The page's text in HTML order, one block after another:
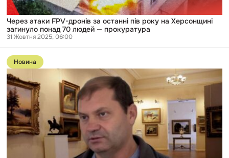
понад
людей
— прокуратура
Через атаки FPV-дронів за останні пів року на Херсонщині
загинуло понад 70 людей — прокуратура
31 Жовтня 2025, 06:00
Перейти
до
публікації
Вчителю
музики
розслідування
«Слідства.Інфо»,
який
допоміг
росіянам
викрасти
Новина